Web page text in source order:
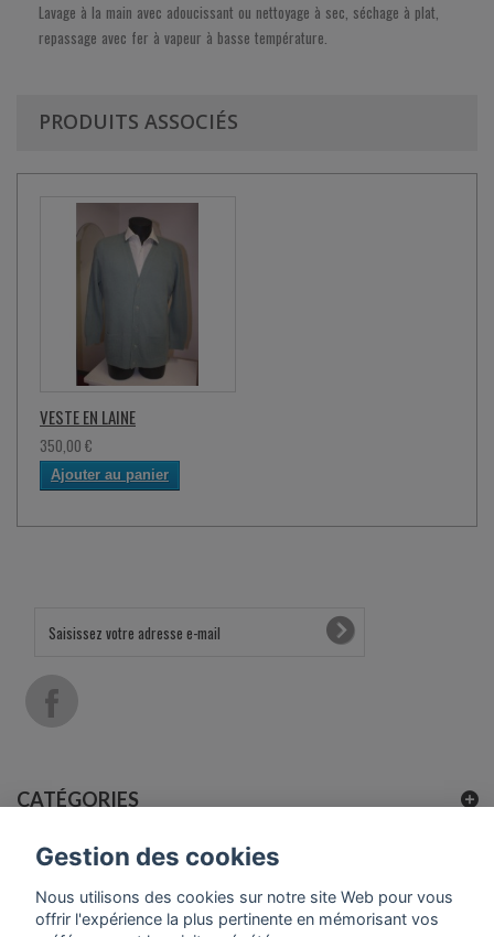
Lavage à la main avec adoucissant ou nettoyage à sec, séchage à plat,
repassage avec fer à vapeur à basse température.
PRODUITS ASSOCIÉS
VESTE EN LAINE
350,00 €
Ajouter au panier
CATÉGORIES
INFORMATIONS
Gestion des cookies
Nous utilisons des cookies sur notre site Web pour vous
offrir l'expérience la plus pertinente en mémorisant vos